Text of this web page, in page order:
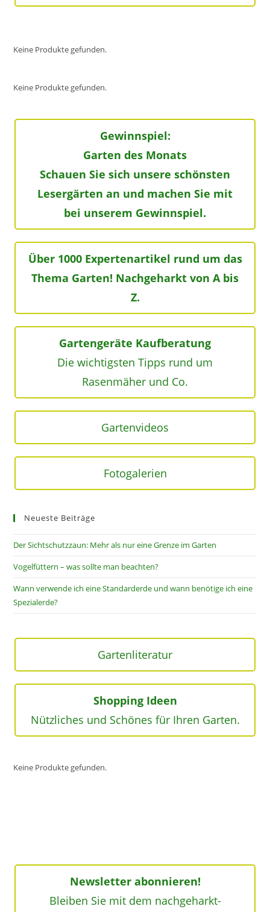
Keine Produkte gefunden.
Keine Produkte gefunden.
Gewinnspiel:
Garten des Monats
Schauen Sie sich unsere schönsten
Lesergärten an und machen Sie mit
bei unserem Gewinnspiel.
Über 1000 Expertenartikel rund um das
Thema Garten! Nachgeharkt von A bis
Z.
Gartengeräte Kaufberatung
Die wichtigsten Tipps rund um
Rasenmäher und Co.
Gartenvideos
Fotogalerien
Neueste Beiträge
Der Sichtschutzzaun: Mehr als nur eine Grenze im Garten
Vogelfüttern – was sollte man beachten?
Wann verwende ich eine Standarderde und wann benötige ich eine
Spezialerde?
Gartenliteratur
Shopping Ideen
Nützliches und Schönes für Ihren Garten.
Keine Produkte gefunden.
Newsletter abonnieren!
Bleiben Sie mit dem nachgeharkt-